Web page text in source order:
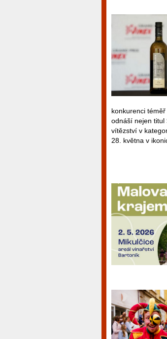
konkurenci
odnáší nejen titul
vítězství v
28. května v